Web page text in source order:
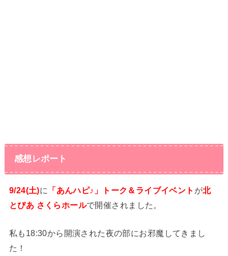
感想レポート
9/24(土)に 「あんハピ♪」トーク＆ライブイベント が北
とぴあ さくらホールで開催されました。
私も18:30から開演された夜の部にお邪魔してきまし
た！